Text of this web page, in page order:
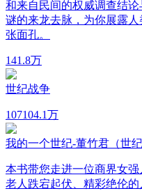
和来自民间的权威调查结
谜的来龙去脉，为你展露
张面孔。
141.8万
世纪战争
107104.1万
我的一个世纪-董竹君（世纪
本书带您走进一位商界女
老人跌宕起伏、精彩绝伦